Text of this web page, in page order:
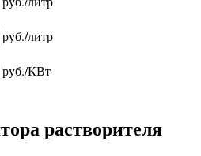
руб./литр
руб./КВт
растворителя